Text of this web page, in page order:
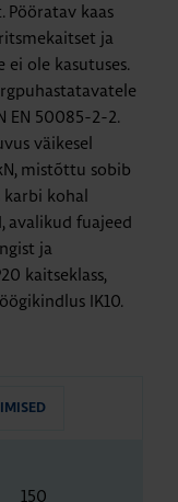
kaas
ja
ei ole kasutuses.
EN 50085-2-2.
väikesel
mistõttu sobib
kohal
avalikud fuajeed
ja
kaitseklass,
IK10.
150